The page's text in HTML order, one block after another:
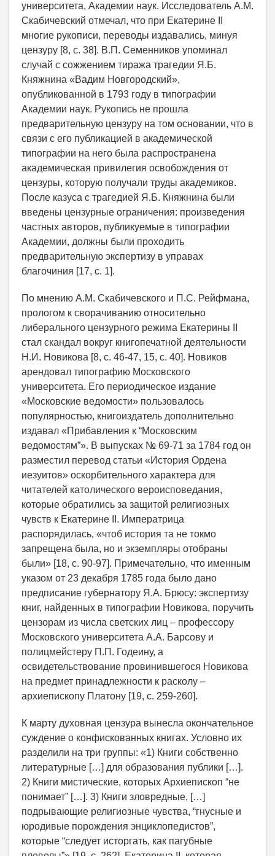
университета, Академии наук. Исследователь А.М.
Скабичевский отмечал, что при Екатерине II
многие рукописи, переводы издавались, минуя
цензуру [8, c. 38]. В.П. Семенников упоминал
случай с сожжением тиража трагедии Я.Б.
Княжнина «Вадим Новгородский»,
опубликованной в 1793 году в типографии
Академии наук. Рукопись не прошла
предварительную цензуру на том основании, что в
связи с его публикацией в академической
типографии на него была распространена
академическая привилегия освобождения от
цензуры, которую получали труды академиков.
После казуса с трагедией Я.Б. Княжнина были
введены цензурные ограничения: произведения
частных авторов, публикуемые в типографии
Академии, должны были проходить
предварительную экспертизу в управах
благочиния [17, c. 1].
По мнению А.М. Скабичевского и П.С. Рейф­мана,
прологом к сворачиванию относительно
либерального цензурного режима Екатерины II
стал скандал вокруг книгопечатной деятельности
Н.И. Новикова [8, c. 46-47, 15, c. 40]. Новиков
арендовал типографию Московского
университета. Его периодическое издание
«Московские ведомости» пользовалось
популярностью, книгоиздатель дополнительно
издавал «Прибавления к “Московским
ведомостям”». В выпусках № 69-71 за 1784 год он
разместил перевод статьи «История Ордена
иезуитов» оскорбительного характера для
читателей католического вероисповедания,
которые обратились за защитой религиозных
чувств к Екатерине II. Императрица
распорядилась, «чтоб история та не токмо
запрещена была, но и экземпляры отобраны
были» [18, c. 90-97]. Примечательно, что именным
указом от 23 декабря 1785 года было дано
предписание губернатору Я.А. Брюсу: экспертизу
книг, найденных в типографии Новикова, поручить
цензорам из числа светских лиц – профессору
Московского университета А.А. Барсову и
полицмейстеру П.П. Годеину, а
освидетельствование провинившегося Новикова
на предмет принадлежности к расколу –
архиепископу Платону [19, c. 259-260].
К марту духовная цензура вынесла окончательное
суждение о конфискованных книгах. Условно их
разделили на три группы: «1) Книги собственно
литературные […] для образования публики […].
2) Книги мистические, которых Архиепископ “не
понимает” […]. 3) Книги зловредные, […]
подрывающие религиозные чувства, “гнусные и
юродивые порождения энциклопедистов”,
которые “следует исторгать, как пагубные